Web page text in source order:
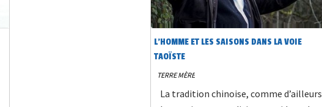
L’HOMME ET LES SAISONS DANS LA VOIE
TAOÏSTE
TERRE MÈRE
La tradition chinoise, comme d’ailleurs